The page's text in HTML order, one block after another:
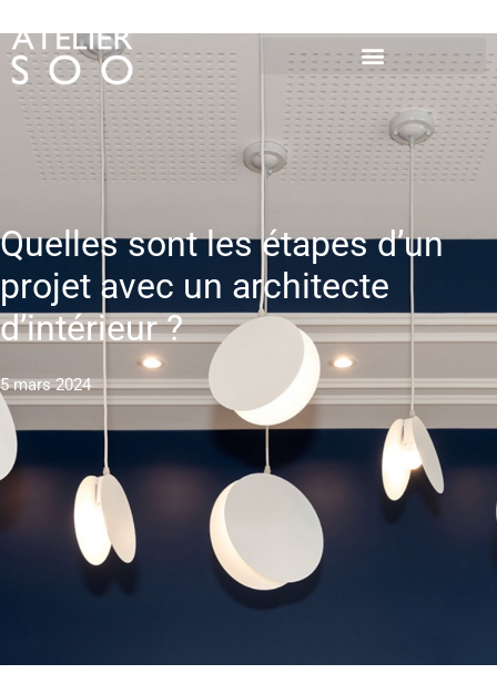
Quelles sont les étapes d’un
projet avec un architecte
d’intérieur ?
5 mars 2024